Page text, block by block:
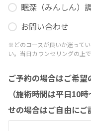
眠深（みんしん）
お問い合わせ
※どのコースが良いか迷って
い。当日カウンセリングの上
ご予約の場合はご希
（施術時間は平日10
せの場合はご自由にご